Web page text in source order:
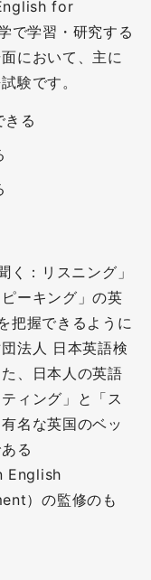
for
で学習・研究する
において、主に
験です。
きる
く：リスニング」
ーキング」の英
把握できるように
法人 日本英語検
、日本人の英語
ィング」と「ス
名な英国のベッ
る
English
）の監修のも